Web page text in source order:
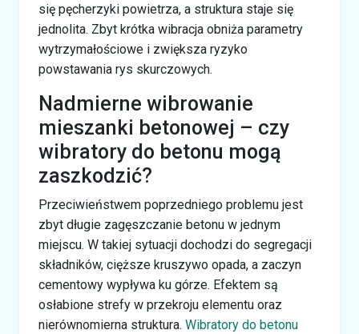
się pęcherzyki powietrza, a struktura staje się
jednolita. Zbyt krótka wibracja obniża parametry
wytrzymałościowe i zwiększa ryzyko
powstawania rys skurczowych.
Nadmierne wibrowanie
mieszanki betonowej – czy
wibratory do betonu mogą
zaszkodzić?
Przeciwieństwem poprzedniego problemu jest
zbyt długie zagęszczanie betonu w jednym
miejscu. W takiej sytuacji dochodzi do segregacji
składników, cięższe kruszywo opada, a zaczyn
cementowy wypływa ku górze. Efektem są
osłabione strefy w przekroju elementu oraz
nierównomierna struktura. Wibratory do betonu